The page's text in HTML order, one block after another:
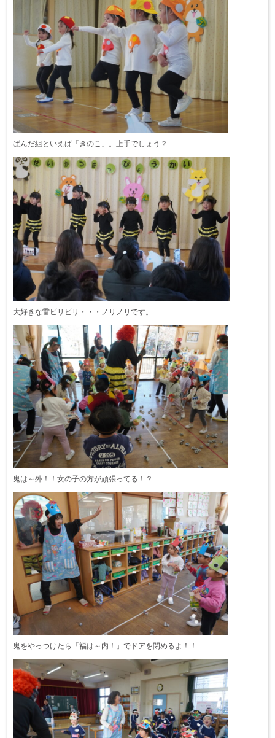
ぱんだ組といえば「きのこ」。上手でしょう？
大好きな雷ビリビリ・・・ノリノリです。
鬼は～外！！女の子の方が頑張ってる！？
鬼をやっつけたら「福は～内！」でドアを閉めるよ！！